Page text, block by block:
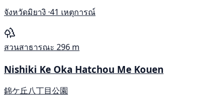
จังหวัดมิยางิ ·41 เหตุการณ์
สวนสาธารณะ 296 m
Nishiki Ke Oka Hatchou Me Kouen
錦ケ丘八丁目公園